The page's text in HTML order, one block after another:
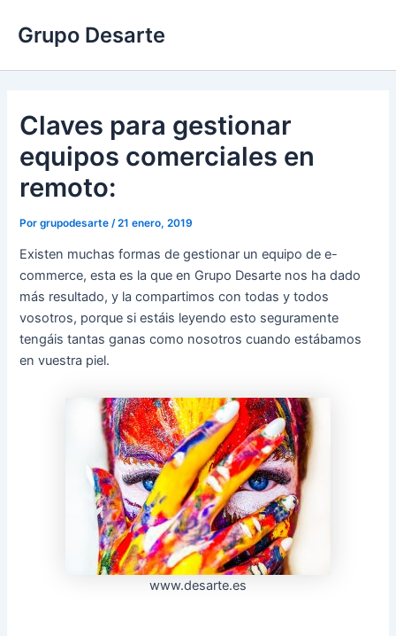
contenido
Grupo Desarte
Claves para gestionar
equipos comerciales en
remoto:
Porgrupodesarte /21 enero, 2019
Existen muchas formas de gestionar un equipo de e-
commerce, esta es la que en Grupo Desarte nos ha dado
más resultado, y la compartimos con todas y todos
vosotros, porque si estáis leyendo esto seguramente
tengáis tantas ganas como nosotros cuando estábamos
en vuestra piel.
www.desarte.es